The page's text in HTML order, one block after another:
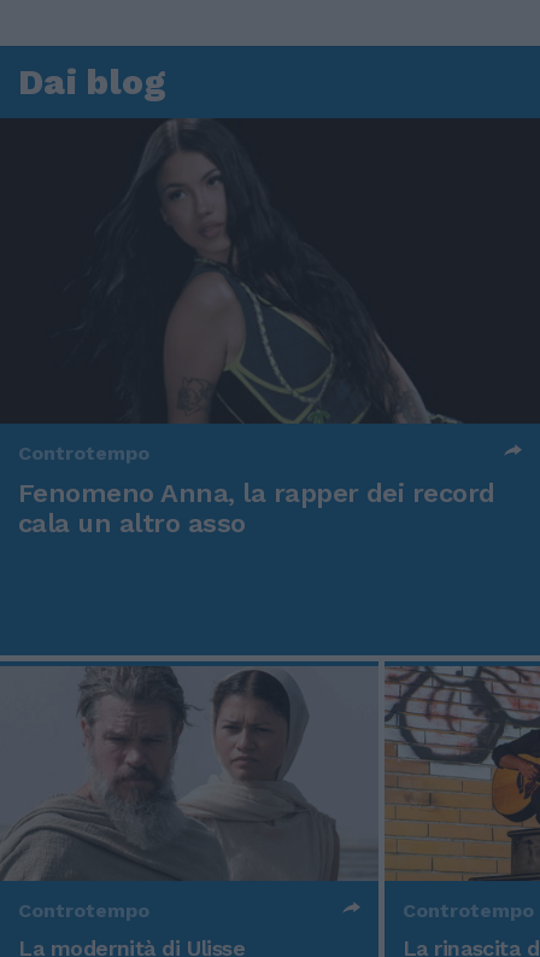
Dai blog
Controtempo
Fenomeno Anna, la rapper dei record
cala un altro asso
Controtempo
La modernità di Ulisse
Controtempo
La rinascita